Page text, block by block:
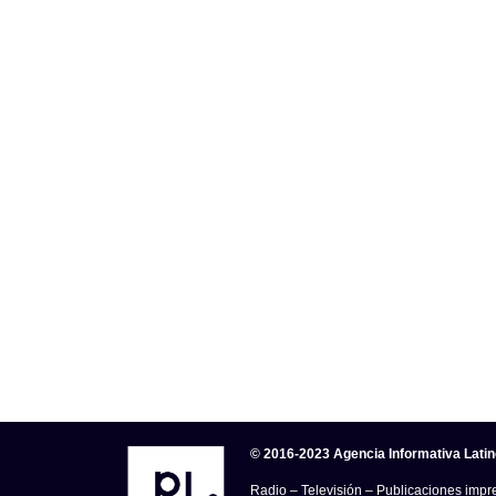
© 2016-2023 Agencia Informativa
Radio – Televisión – Publicaciones